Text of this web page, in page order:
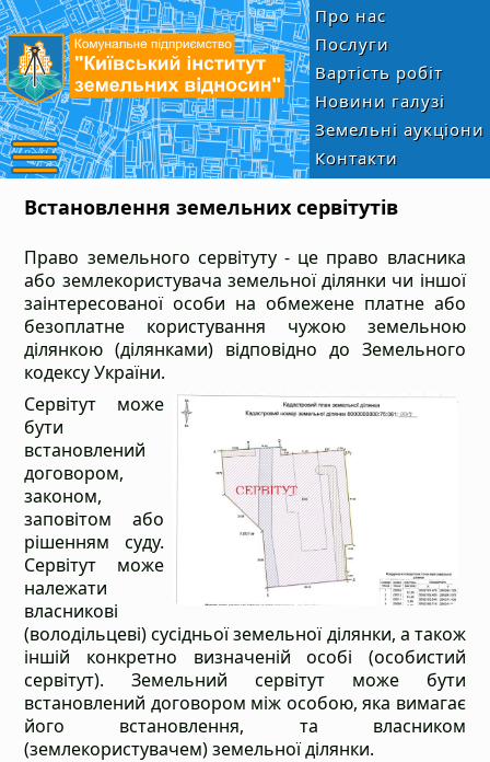
Про нас
Послуги
Вартість робіт
Новини галузі
Земельні аукціони
Контакти
Встановлення земельних сервітутів
Право земельного сервітуту - це право власника
або землекористувача земельної ділянки чи іншої
заінтересованої особи на обмежене платне або
безоплатне користування чужою земельною
ділянкою (ділянками) відповідно до Земельного
кодексу України.
Сервітут може
бути
встановлений
договором,
законом,
заповітом або
рішенням суду.
Сервітут може
належати
власникові
(володільцеві) сусідньої земельної ділянки, а також
іншій конкретно визначеній особі (особистий
сервітут). Земельний сервітут може бути
встановлений договором між особою, яка вимагає
його встановлення, та власником
(землекористувачем) земельної ділянки.